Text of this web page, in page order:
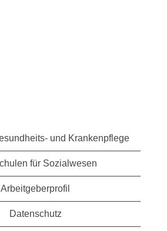
und Krankenpflege
für Sozialwesen
Arbeitgeberprofil
Datenschutz